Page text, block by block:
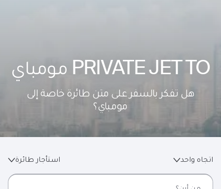
PRIVATE JET TO مومباي
هل تفكر بالسفر على متن طائرة خاصة إلى
مومباي؟
اتجاه واحد استأجار طائرة